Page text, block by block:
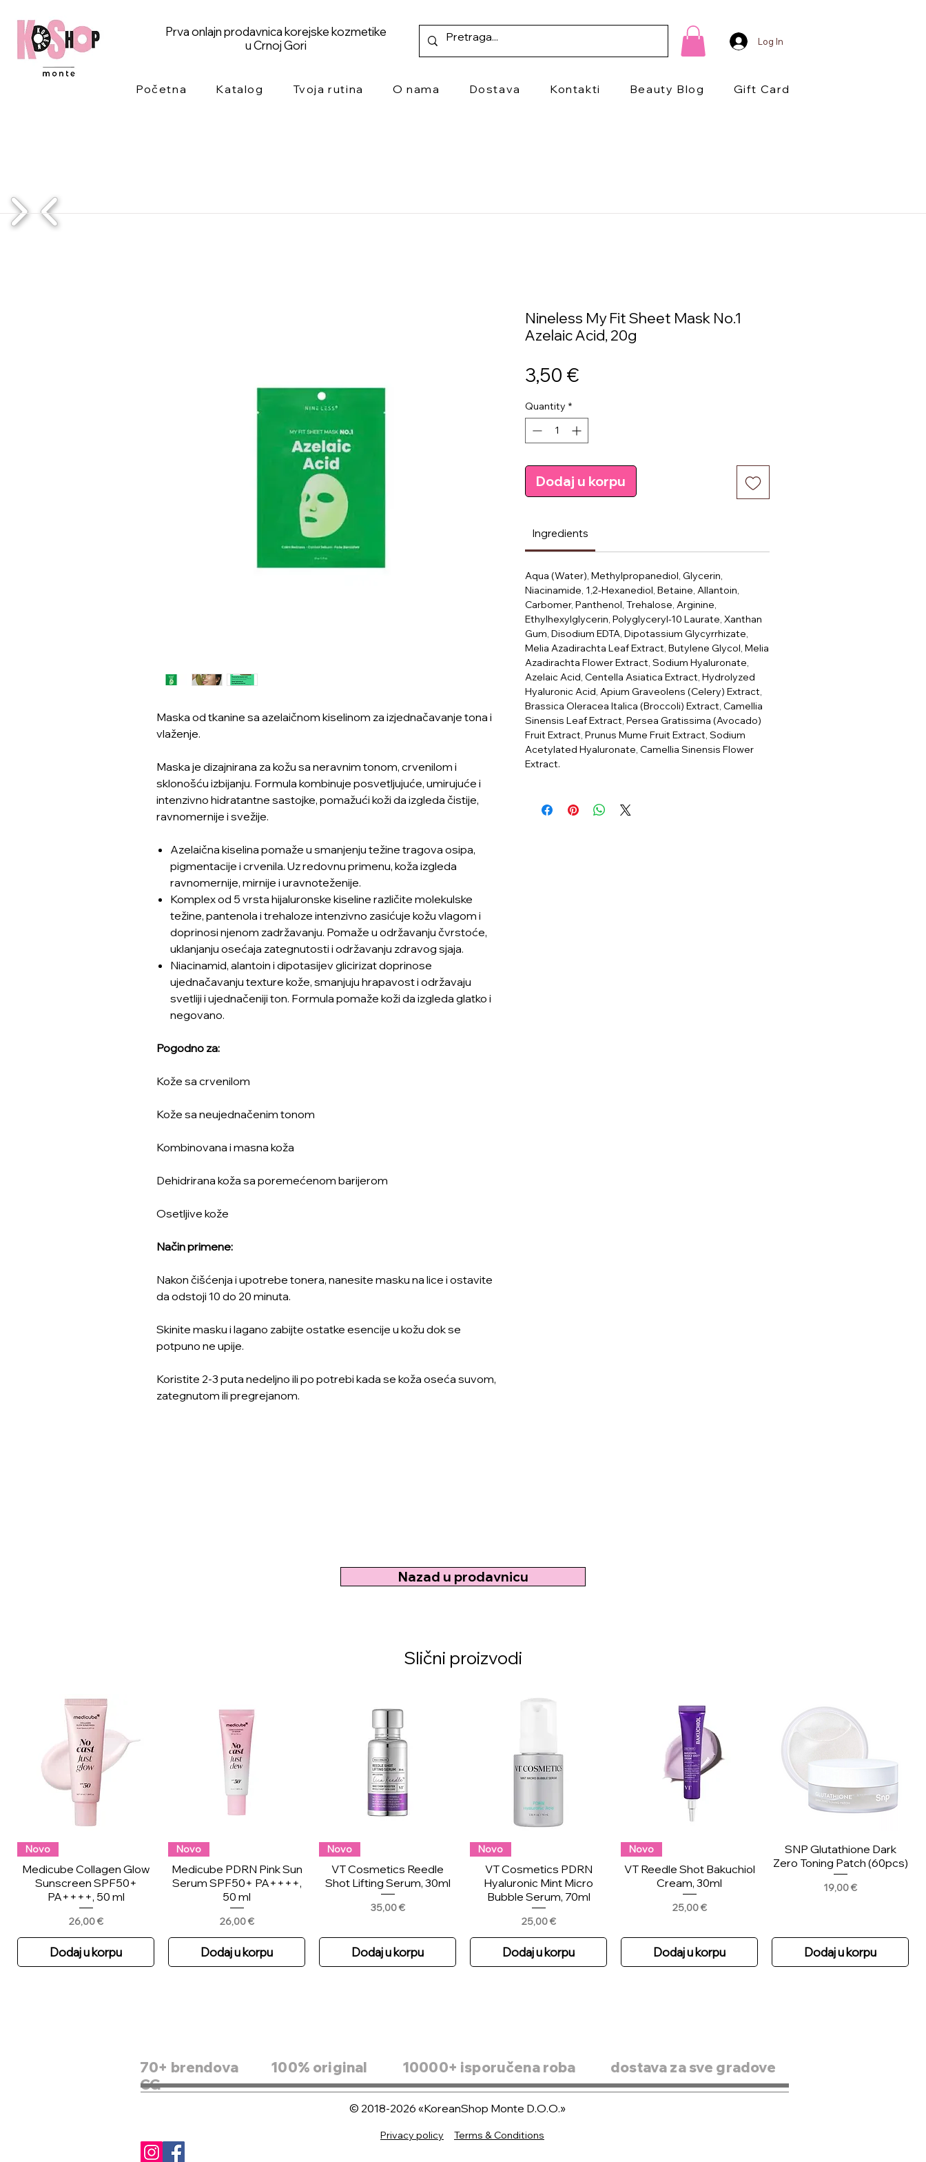
Prva onlajn prodavnica korejske kozmetike
u Crnoj Gori
Log In
Početna Katalog Tvoja rutina O nama Dostava Kontakti Beauty Blog Gift Card
Maska od tkanine sa azelaičnom kiselinom za izjednačavanje tona i
vlaženje.
Maska je dizajnirana za kožu sa neravnim tonom, crvenilom i
sklonošću izbijanju. Formula kombinuje posvetljujuće, umirujuće i
intenzivno hidratantne sastojke, pomažući koži da izgleda čistije,
ravnomernije i svežije.
Azelaična kiselina pomaže u smanjenju težine tragova osipa,
pigmentacije i crvenila. Uz redovnu primenu, koža izgleda
ravnomernije, mirnije i uravnoteženije.
Komplex od 5 vrsta hijaluronske kiseline različite molekulske
težine, pantenola i trehaloze intenzivno zasićuje kožu vlagom i
doprinosi njenom zadržavanju. Pomaže u održavanju čvrstoće,
uklanjanju osećaja zategnutosti i održavanju zdravog sjaja.
Niacinamid, alantoin i dipotasijev glicirizat doprinose
ujednačavanju texture kože, smanjuju hrapavost i održavaju
svetliji i ujednačeniji ton. Formula pomaže koži da izgleda glatko i
negovano.
Pogodno za:
Kože sa crvenilom
Kože sa neujednačenim tonom
Kombinovana i masna koža
Dehidrirana koža sa poremećenom barijerom
Osetljive kože
Način primene:
Nakon čišćenja i upotrebe tonera, nanesite masku na lice i ostavite
da odstoji 10 do 20 minuta.
Skinite masku i lagano zabijte ostatke esencije u kožu dok se
potpuno ne upije.
Koristite 2-3 puta nedeljno ili po potrebi kada se koža oseća suvom,
zategnutom ili pregrejanom.
Nineless My Fit Sheet Mask No.1
Azelaic Acid, 20g
3,50 €Price
Quantity *
Dodaj u korpu
Ingredients
Aqua (Water), Methylpropanediol, Glycerin,
Niacinamide, 1,2-Hexanediol, Betaine, Allantoin,
Carbomer, Panthenol, Trehalose, Arginine,
Ethylhexylglycerin, Polyglyceryl-10 Laurate, Xanthan
Gum, Disodium EDTA, Dipotassium Glycyrrhizate,
Melia Azadirachta Leaf Extract, Butylene Glycol, Melia
Azadirachta Flower Extract, Sodium Hyaluronate,
Azelaic Acid, Centella Asiatica Extract, Hydrolyzed
Hyaluronic Acid, Apium Graveolens (Celery) Extract,
Brassica Oleracea Italica (Broccoli) Extract, Camellia
Sinensis Leaf Extract, Persea Gratissima (Avocado)
Fruit Extract, Prunus Mume Fruit Extract, Sodium
Acetylated Hyaluronate, Camellia Sinensis Flower
Extract.
Nazad u prodavnicu
Slični proizvodi
Novo
Medicube Collagen Glow
Sunscreen SPF50+
PA++++, 50 ml
Price
26,00 €
Dodaj u korpu
Novo
Medicube PDRN Pink Sun
Serum SPF50+ PA++++,
50 ml
Price
26,00 €
Dodaj u korpu
Novo
VT Cosmetics Reedle
Shot Lifting Serum, 30ml
Price
35,00 €
Dodaj u korpu
Novo
VT Cosmetics PDRN
Hyaluronic Mint Micro
Bubble Serum, 70ml
Price
25,00 €
Dodaj u korpu
Novo
VT Reedle Shot Bakuchiol
Cream, 30ml
Price
25,00 €
Dodaj u korpu
SNP Glutathione Dark
Zero Toning Patch (60pcs)
Price
19,00 €
Dodaj u korpu
Finish Sunscreen SPF50+
Centella Poremizing Clear
Skin1004 Madagascar
Round Lab Birch Juice
Moisturizing Intensive
Round Lab 1025 Dokdo
Sungboon Editor PDRN
70+ brendova 100% original 10000+ isporučena roba
dostava za sve gradove
CG
© 2018-2026 «KoreanShop Monte D.O.O.»
Privacy policy Terms & Conditions